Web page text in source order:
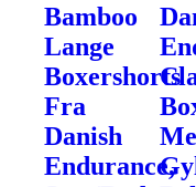
Bamboo
Lange
Boxershorts
Fra
Danish
Endurance,